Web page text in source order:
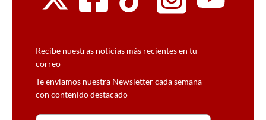
Recibe nuestras noticias más recientes en tu
correo
Te enviamos nuestra Newsletter cada semana
con contenido destacado